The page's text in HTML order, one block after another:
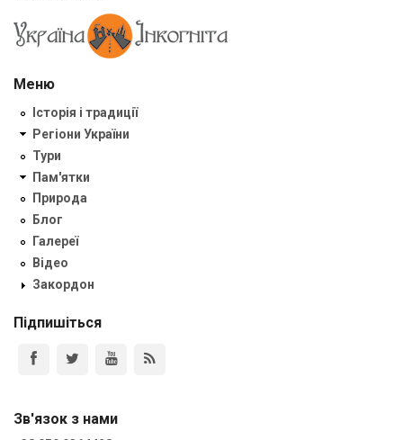
Меню
Історія і традиції
Регіони України
Тури
Пам'ятки
Природа
Блог
Галереї
Відео
Закордон
Підпишіться
Зв'язок з нами